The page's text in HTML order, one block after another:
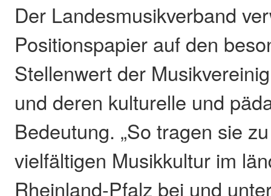
Der Landesmusikverband
Positionspapier auf den
Stellenwert der
und deren kulturelle und
Bedeutung. „So tragen sie
vielfältigen Musikkultur im
Rheinland-Pfalz bei und